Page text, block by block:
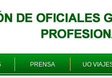
PRENSA UO